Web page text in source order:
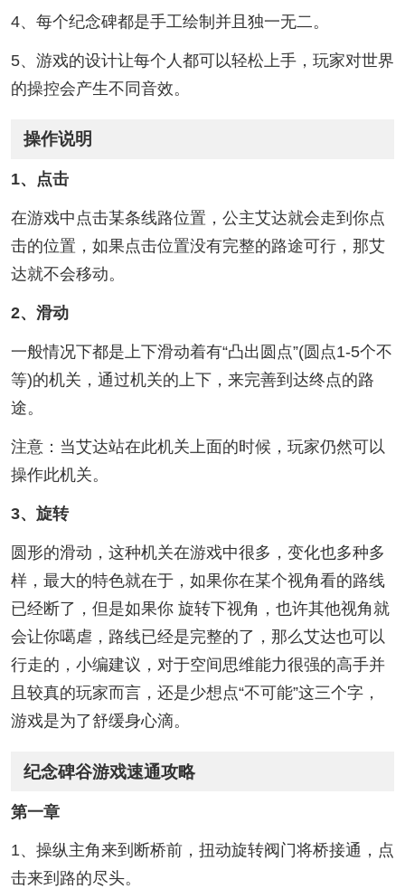
4、每个纪念碑都是手工绘制并且独一无二。
5、游戏的设计让每个人都可以轻松上手，玩家对世界
的操控会产生不同音效。
操作说明
1、点击
在游戏中点击某条线路位置，公主艾达就会走到你点
击的位置，如果点击位置没有完整的路途可行，那艾
达就不会移动。
2、滑动
一般情况下都是上下滑动着有“凸出圆点”(圆点1-5个不
等)的机关，通过机关的上下，来完善到达终点的路
途。
注意：当艾达站在此机关上面的时候，玩家仍然可以
操作此机关。
3、旋转
圆形的滑动，这种机关在游戏中很多，变化也多种多
样，最大的特色就在于，如果你在某个视角看的路线
已经断了，但是如果你 旋转下视角，也许其他视角就
会让你噶虐，路线已经是完整的了，那么艾达也可以
行走的，小编建议，对于空间思维能力很强的高手并
且较真的玩家而言，还是少想点“不可能”这三个字，
游戏是为了舒缓身心滴。
纪念碑谷游戏速通攻略
第一章
1、操纵主角来到断桥前，扭动旋转阀门将桥接通，点
击来到路的尽头。